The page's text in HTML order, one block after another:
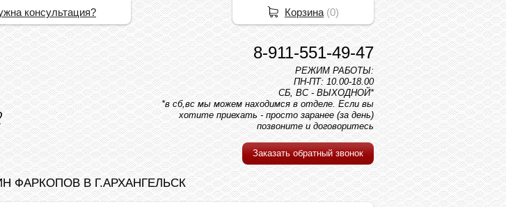
8-911-551-49-47
РЕЖИМ РАБОТЫ:
ПН-ПТ: 10.00-18.00
СБ, ВС - ВЫХОДНОЙ*
*в сб,вс мы можем находимся в отделе. Если вы
хотите приехать - просто заранее (за день)
позвоните и договоритесь
Заказать обратный звонок
ФАРКОПОВ В Г.АРХАНГЕЛЬСК
консультация? Корзина (0)